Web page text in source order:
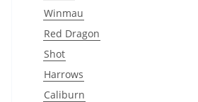
Winmau
Red Dragon
Shot
Harrows
Caliburn